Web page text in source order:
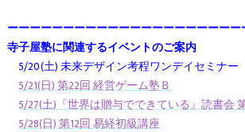
ーーーーーーーーーーーーーーーーーーーーー
寺子屋塾に関連するイベントのご案内
5/20(土) 未来デザイン考程ワンデイセミナー
5/21(日) 第22回 経営ゲーム塾Ｂ
5/27(土)『世界は贈与でできている』読書会
5/28(日) 第12回 易経初級講座